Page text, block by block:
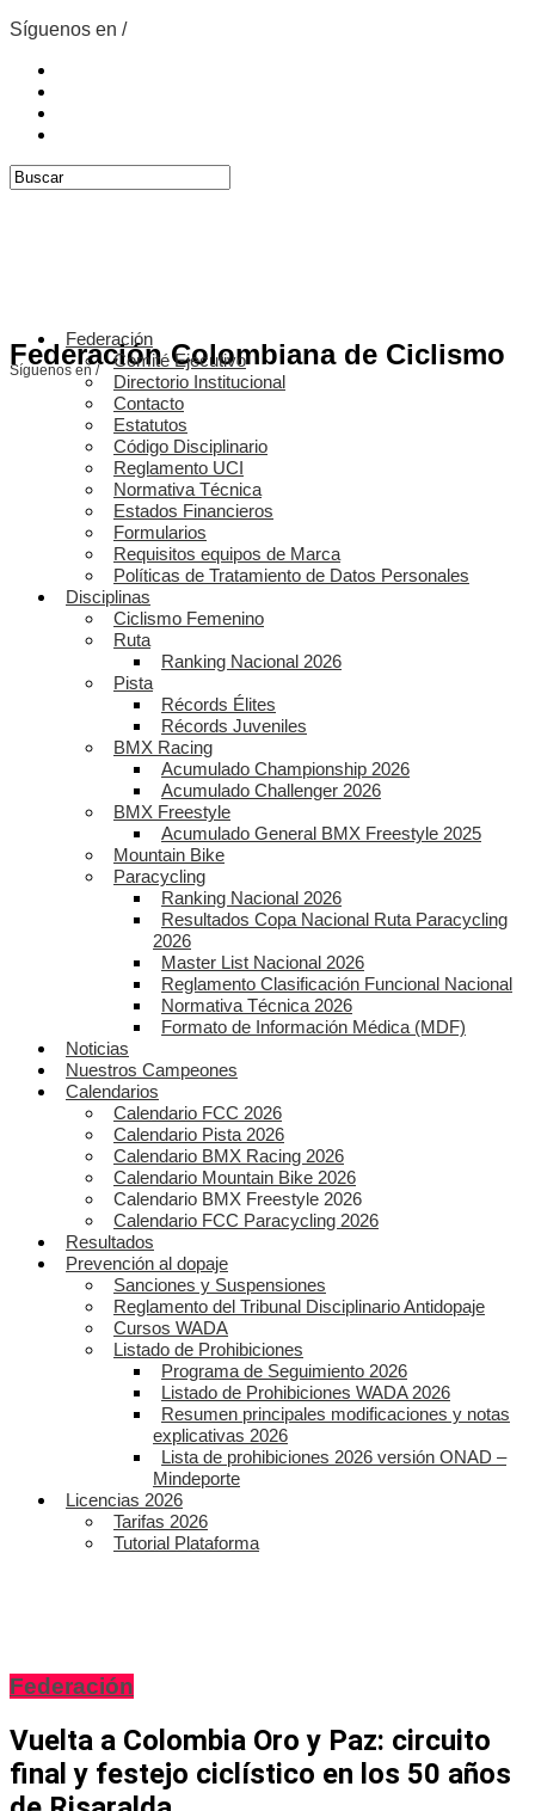
Síguenos en /
Federación Colombiana de Ciclismo
Síguenos en /
Federación
Comité Ejecutivo
Directorio Institucional
Contacto
Estatutos
Código Disciplinario
Reglamento UCI
Normativa Técnica
Estados Financieros
Formularios
Requisitos equipos de Marca
Políticas de Tratamiento de Datos Personales
Disciplinas
Ciclismo Femenino
Ruta
Ranking Nacional 2026
Pista
Récords Élites
Récords Juveniles
BMX Racing
Acumulado Championship 2026
Acumulado Challenger 2026
BMX Freestyle
Acumulado General BMX Freestyle 2025
Mountain Bike
Paracycling
Ranking Nacional 2026
Resultados Copa Nacional Ruta Paracycling
2026
Master List Nacional 2026
Reglamento Clasificación Funcional Nacional
Normativa Técnica 2026
Formato de Información Médica (MDF)
Noticias
Nuestros Campeones
Calendarios
Calendario FCC 2026
Calendario Pista 2026
Calendario BMX Racing 2026
Calendario Mountain Bike 2026
Calendario BMX Freestyle 2026
Calendario FCC Paracycling 2026
Resultados
Prevención al dopaje
Sanciones y Suspensiones
Reglamento del Tribunal Disciplinario Antidopaje
Cursos WADA
Listado de Prohibiciones
Programa de Seguimiento 2026
Listado de Prohibiciones WADA 2026
Resumen principales modificaciones y notas
explicativas 2026
Lista de prohibiciones 2026 versión ONAD –
Mindeporte
Licencias 2026
Tarifas 2026
Tutorial Plataforma
Federación
Vuelta a Colombia Oro y Paz: circuito
final y festejo ciclístico en los 50 años